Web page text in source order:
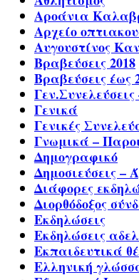
Αροάνια
Αρχείο
Αυγουστίνος
Βραβεύσεις 2018
Βραβεύσεις έως
Γενικά
Γενικές
Γνωμικά –
Δημογραφικό
Δημοσιεύσεις –
Διάφορες
Διορθόδοξος
Εκδηλώσεις
Εκδηλώσεις
Εκπαιδευτικά
Ελληνική